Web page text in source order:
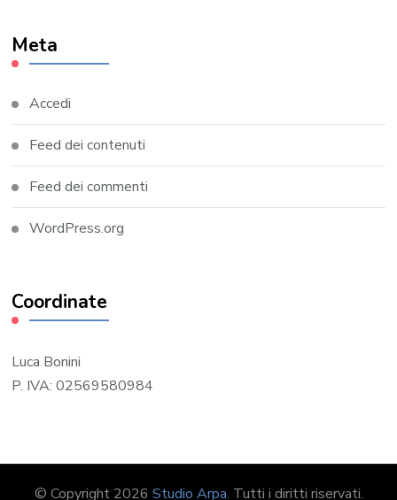
Meta
Accedi
Feed dei contenuti
Feed dei commenti
WordPress.org
Coordinate
Luca Bonini
P. IVA: 02569580984
© Copyright 2026 Studio Arpa. Tutti i diritti riservati.